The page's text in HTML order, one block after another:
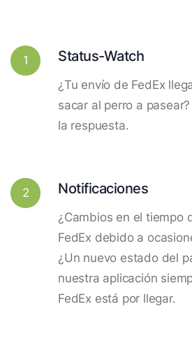
1 Status-Watch
¿Tu envío de FedEx
sacar al perro a
la respuesta.
2 Notificaciones
¿Cambios en el tiempo
FedEx debido a
¿Un nuevo estado del
nuestra aplicación
FedEx está por llegar.